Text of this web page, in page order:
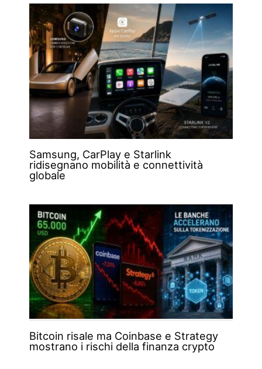
Samsung, CarPlay e Starlink
ridisegnano mobilità e connettività
globale
Bitcoin risale ma Coinbase e Strategy
mostrano i rischi della finanza crypto